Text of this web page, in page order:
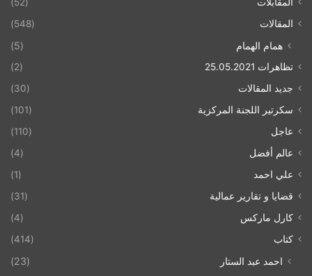
المقالات
(548)
همام الهمام (5)
تظاهرات 25.05.2021
(2)
جديد المقالات
(30)
سكرتير اللجنة المركزية
(101)
عاجل
(110)
عالم أفضل
(4)
علي احمد
(1)
قضايا و تقارير عمالية
(31)
كارل ماركس
(4)
كتاب
(414)
احمد عبد الستار
(23)